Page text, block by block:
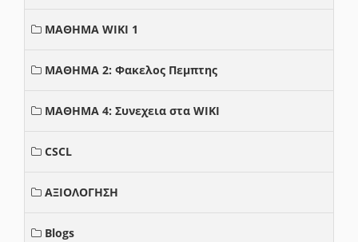
ΜΑΘΗΜΑ WIKI 1
ΜΑΘΗΜΑ 2: Φακελος Πεμπτης
ΜΑΘΗΜΑ 4: Συνεχεια στα WIKI
CSCL
ΑΞΙΟΛΟΓΗΣΗ
Blogs